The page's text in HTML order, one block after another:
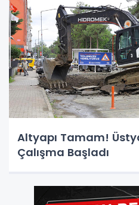
Altyapı Tamam!
Çalışma Başladı